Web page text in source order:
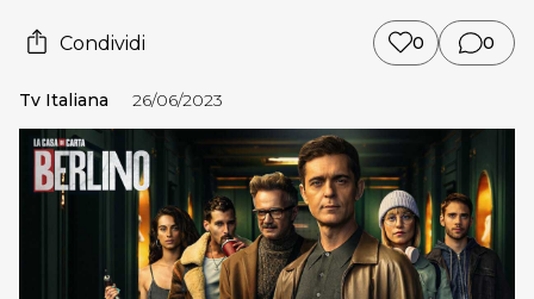
Condividi 0 0
Tv Italiana 26/06/2023